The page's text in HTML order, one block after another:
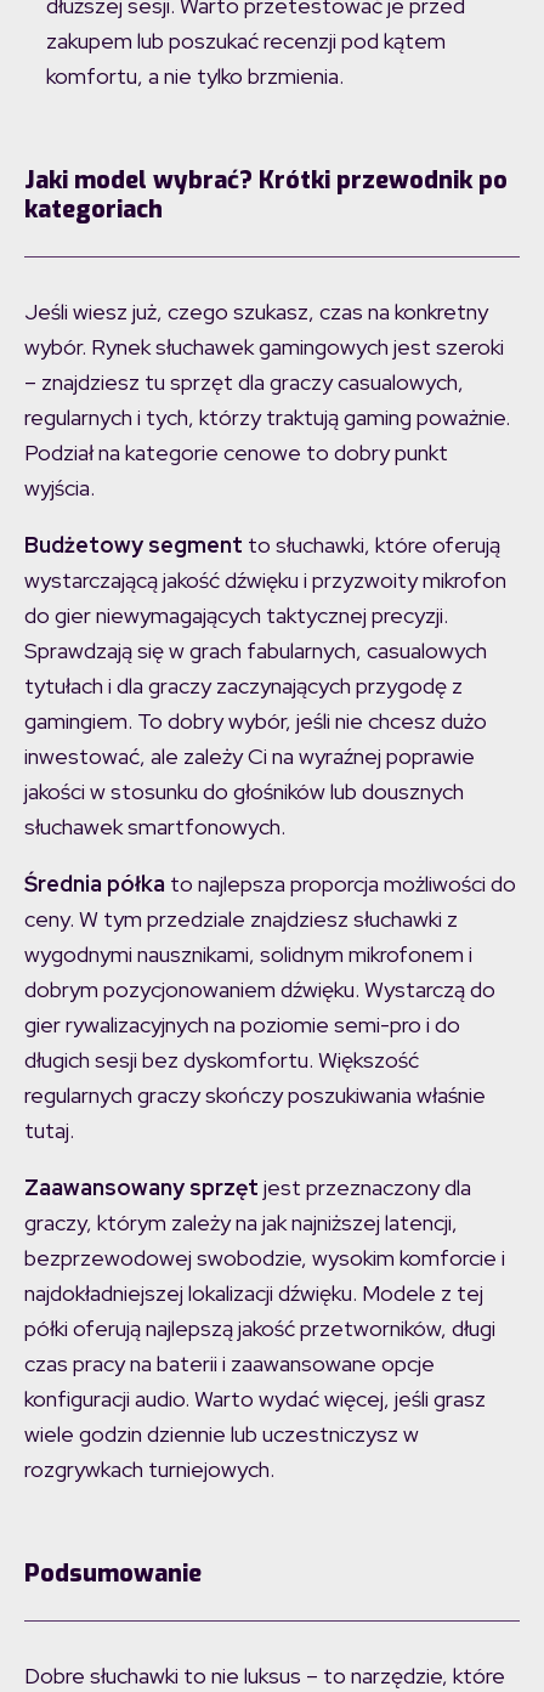
dłuższej sesji. Warto przetestować je przed
zakupem lub poszukać recenzji pod kątem
komfortu, a nie tylko brzmienia.
Jaki model wybrać? Krótki przewodnik po
kategoriach
Jeśli wiesz już, czego szukasz, czas na konkretny
wybór. Rynek słuchawek gamingowych jest szeroki
– znajdziesz tu sprzęt dla graczy casualowych,
regularnych i tych, którzy traktują gaming poważnie.
Podział na kategorie cenowe to dobry punkt
wyjścia.
Budżetowy segment to słuchawki, które oferują
wystarczającą jakość dźwięku i przyzwoity mikrofon
do gier niewymagających taktycznej precyzji.
Sprawdzają się w grach fabularnych, casualowych
tytułach i dla graczy zaczynających przygodę z
gamingiem. To dobry wybór, jeśli nie chcesz dużo
inwestować, ale zależy Ci na wyraźnej poprawie
jakości w stosunku do głośników lub dousznych
słuchawek smartfonowych.
Średnia półka to najlepsza proporcja możliwości do
ceny. W tym przedziale znajdziesz słuchawki z
wygodnymi nausznikami, solidnym mikrofonem i
dobrym pozycjonowaniem dźwięku. Wystarczą do
gier rywalizacyjnych na poziomie semi-pro i do
długich sesji bez dyskomfortu. Większość
regularnych graczy skończy poszukiwania właśnie
tutaj.
Zaawansowany sprzęt jest przeznaczony dla
graczy, którym zależy na jak najniższej latencji,
bezprzewodowej swobodzie, wysokim komforcie i
najdokładniejszej lokalizacji dźwięku. Modele z tej
półki oferują najlepszą jakość przetworników, długi
czas pracy na baterii i zaawansowane opcje
konfiguracji audio. Warto wydać więcej, jeśli grasz
wiele godzin dziennie lub uczestniczysz w
rozgrywkach turniejowych.
Podsumowanie
Dobre słuchawki to nie luksus – to narzędzie, które